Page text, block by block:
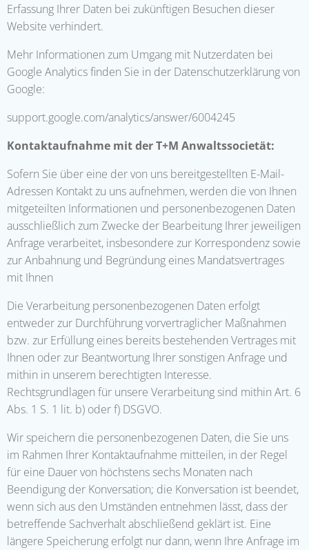
Erfassung Ihrer Daten bei zukünftigen Besuchen dieser
Website verhindert.
Mehr Informationen zum Umgang mit Nutzerdaten bei
Google Analytics finden Sie in der Datenschutzerklärung von
Google:
support.google.com/analytics/answer/6004245
Kontaktaufnahme mit der T+M Anwaltssocietät:
Sofern Sie über eine der von uns bereitgestellten E-Mail-
Adressen Kontakt zu uns aufnehmen, werden die von Ihnen
mitgeteilten Informationen und personenbezogenen Daten
ausschließlich zum Zwecke der Bearbeitung Ihrer jeweiligen
Anfrage verarbeitet, insbesondere zur Korrespondenz sowie
zur Anbahnung und Begründung eines Mandatsvertrages
mit Ihnen
Die Verarbeitung personenbezogenen Daten erfolgt
entweder zur Durchführung vorvertraglicher Maßnahmen
bzw. zur Erfüllung eines bereits bestehenden Vertrages mit
Ihnen oder zur Beantwortung Ihrer sonstigen Anfrage und
mithin in unserem berechtigten Interesse.
Rechtsgrundlagen für unsere Verarbeitung sind mithin Art. 6
Abs. 1 S. 1 lit. b) oder f) DSGVO.
Wir speichern die personenbezogenen Daten, die Sie uns
im Rahmen Ihrer Kontaktaufnahme mitteilen, in der Regel
für eine Dauer von höchstens sechs Monaten nach
Beendigung der Konversation; die Konversation ist beendet,
wenn sich aus den Umständen entnehmen lässt, dass der
betreffende Sachverhalt abschließend geklärt ist. Eine
längere Speicherung erfolgt nur dann, wenn Ihre Anfrage im